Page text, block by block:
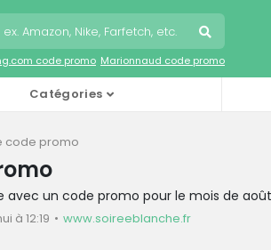
code promo Marionnaud code promo
Catégories
code promo
avec un code promo pour le mois de
à 12:19 www.soireeblanche.fr